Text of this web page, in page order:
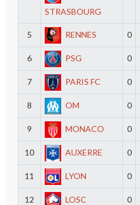
STRASBOURG
5 RENNES 0
6 PSG 0
7 PARIS FC 0
8 OM 0
9 MONACO 0
10 AUXERRE 0
11 LYON 0
12 LOSC 0